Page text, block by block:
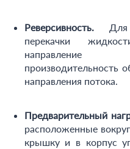
Реверсивность.Для
перекачки
направление
производительность
направления потока.
Предварительный
расположенные
крышку и в корпус